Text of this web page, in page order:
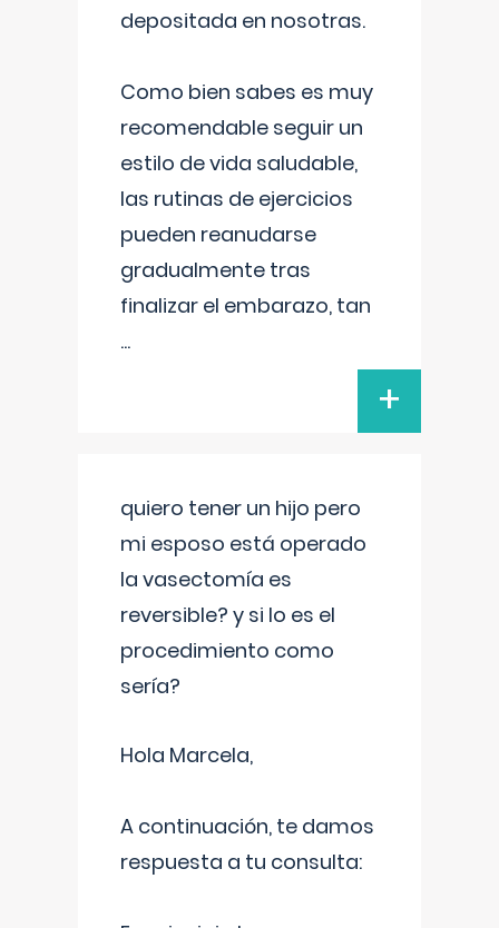
depositada en nosotras.
Como bien sabes es muy
recomendable seguir un
estilo de vida saludable,
las rutinas de ejercicios
pueden reanudarse
gradualmente tras
finalizar el embarazo, tan
...
+
quiero tener un hijo pero
mi esposo está operado
la vasectomía es
reversible? y si lo es el
procedimiento como
sería?
Hola Marcela,
A continuación, te damos
respuesta a tu consulta: